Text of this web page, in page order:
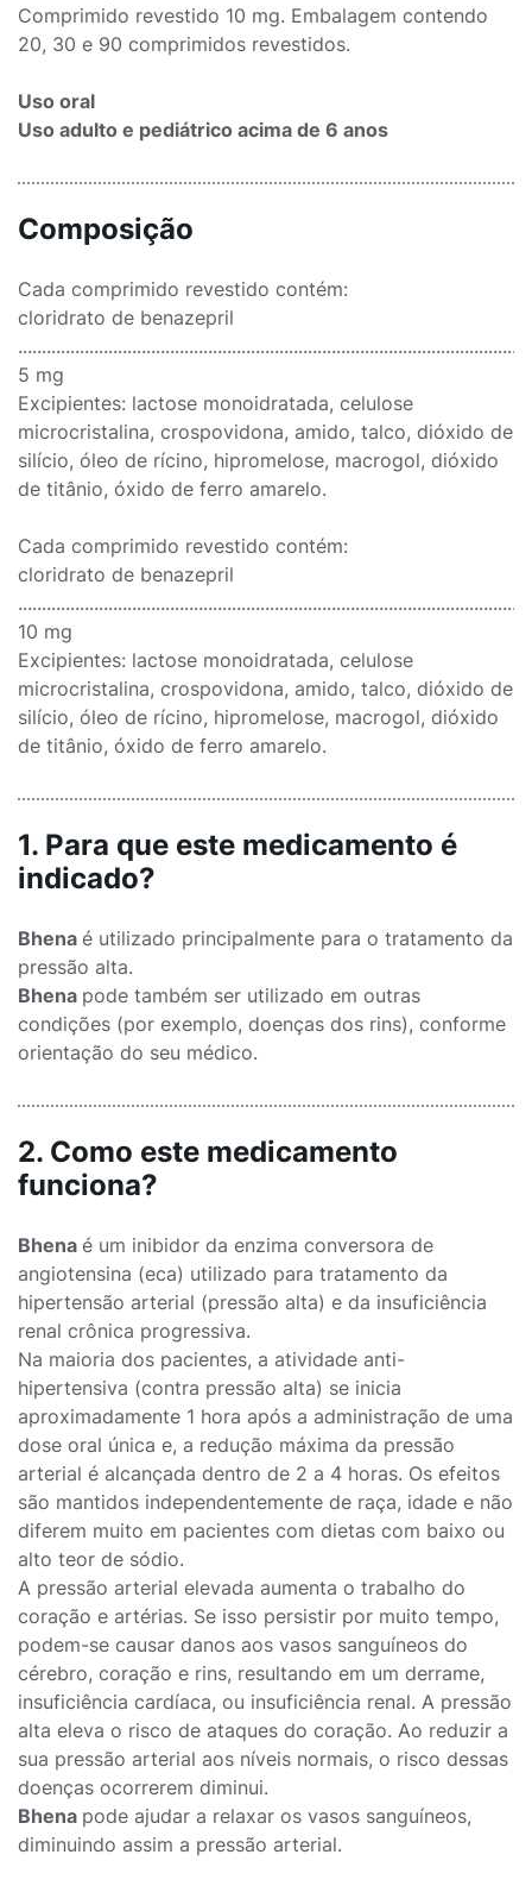
Comprimido revestido 10 mg. Embalagem contendo
20, 30 e 90 comprimidos revestidos.
Uso oral
Uso adulto e pediátrico acima de 6 anos
Composição
Cada comprimido revestido contém:
cloridrato de benazepril
5 mg
Excipientes: lactose monoidratada, celulose
microcristalina, crospovidona, amido, talco, dióxido de
silício, óleo de rícino, hipromelose, macrogol, dióxido
de titânio, óxido de ferro amarelo.
Cada comprimido revestido contém:
cloridrato de benazepril
10 mg
Excipientes: lactose monoidratada, celulose
microcristalina, crospovidona, amido, talco, dióxido de
silício, óleo de rícino, hipromelose, macrogol, dióxido
de titânio, óxido de ferro amarelo.
1. Para que este medicamento é
indicado?
Bhena é utilizado principalmente para o tratamento da
pressão alta.
Bhena pode também ser utilizado em outras
condições (por exemplo, doenças dos rins), conforme
orientação do seu médico.
2. Como este medicamento
funciona?
Bhena é um inibidor da enzima conversora de
angiotensina (eca) utilizado para tratamento da
hipertensão arterial (pressão alta) e da insuficiência
renal crônica progressiva.
Na maioria dos pacientes, a atividade anti-
hipertensiva (contra pressão alta) se inicia
aproximadamente 1 hora após a administração de uma
dose oral única e, a redução máxima da pressão
arterial é alcançada dentro de 2 a 4 horas. Os efeitos
são mantidos independentemente de raça, idade e não
diferem muito em pacientes com dietas com baixo ou
alto teor de sódio.
A pressão arterial elevada aumenta o trabalho do
coração e artérias. Se isso persistir por muito tempo,
podem-se causar danos aos vasos sanguíneos do
cérebro, coração e rins, resultando em um derrame,
insuficiência cardíaca, ou insuficiência renal. A pressão
alta eleva o risco de ataques do coração. Ao reduzir a
sua pressão arterial aos níveis normais, o risco dessas
doenças ocorrerem diminui.
Bhena pode ajudar a relaxar os vasos sanguíneos,
diminuindo assim a pressão arterial.